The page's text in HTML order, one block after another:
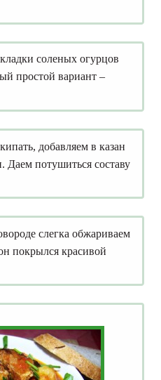
соленых огурцов
простой вариант –
добавляем в казан
Даем потушиться составу
слегка обжариваем
покрылся красивой